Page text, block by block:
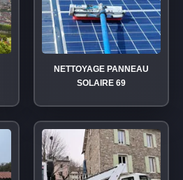
NETTOYAGE PANNEAU
SOLAIRE 69